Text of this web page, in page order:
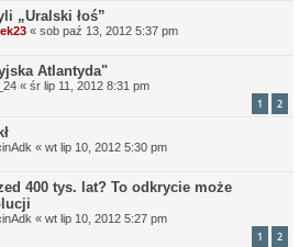
„Uralski łoś”
« sob paź 13, 2012 5:37 pm
Atlantyda"
« śr lip 11, 2012 8:31 pm
1 2
« wt lip 10, 2012 5:30 pm
400 tys. lat? To odkrycie może
« wt lip 10, 2012 5:27 pm
1 2